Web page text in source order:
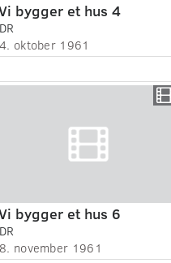
bygger et hus 4
DR
4. oktober 1961
bygger et hus 6
DR
8. november 1961